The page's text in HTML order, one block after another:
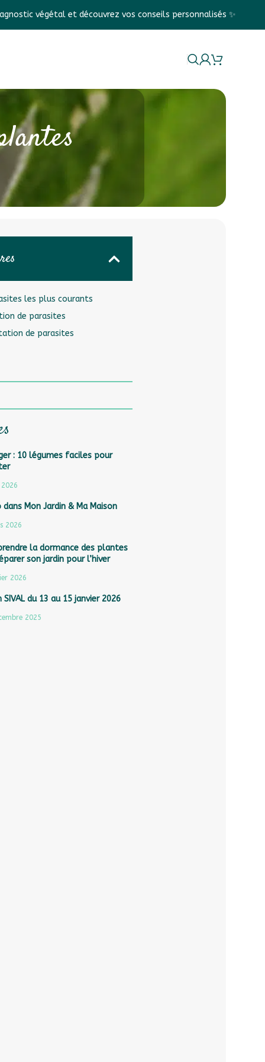
vos conseils personnalisés ✨ Frais de port
les plus courants
de parasites
de parasites
: 10 légumes faciles pour
dans Mon Jardin & Ma Maison
2026
la dormance des plantes
son jardin pour l’hiver
2026
SIVAL du 13 au 15 janvier 2026
2025